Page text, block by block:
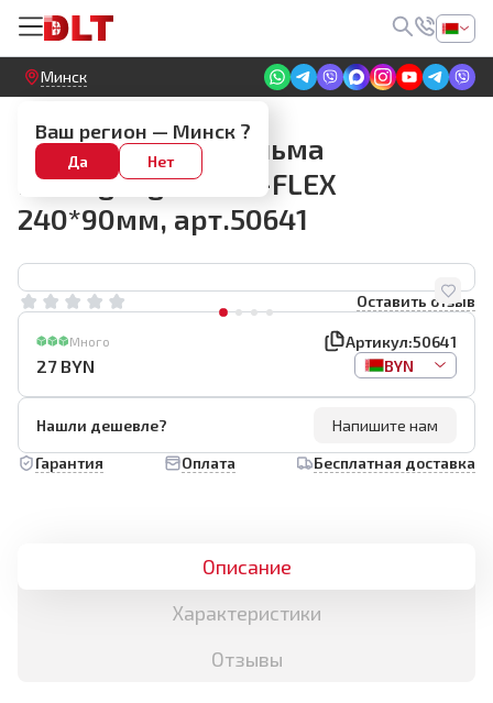
Круглосуточный! Прием заявок на сайте
Минск
Ваш регион — Минск ?
Да Нет
Кельмы для декоративной отделки
Венецианская кельма
Rollingdog SUPER-FLEX
240*90мм, арт.50641
Оставить отзыв
Много Артикул:50641
27 BYN BYN
Нашли дешевле?
Напишите нам
Гарантия
Оплата Бесплатная доставка
Описание
Характеристики
Отзывы